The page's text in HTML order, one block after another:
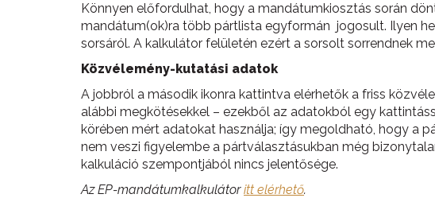
Könnyen előfordulhat, hogy a mandátumkiosztás során
mandátum(ok)ra több pártlista egyformán jogosult. Ilyen
sorsáról. A kalkulátor felületén ezért a sorsolt sorrendnek
Közvélemény-kutatási adatok
A jobbról a második ikonra kattintva elérhetők a friss
alábbi megkötésekkel – ezekből az adatokból egy
körében mért adatokat használja; így megoldható, hogy a
nem veszi figyelembe a pártválasztásukban még
kalkuláció szempontjából nincs jelentősége.
Az EP-mandátumkalkulátoritt elérhető.